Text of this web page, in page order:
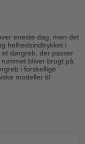
eneste dag, men det
helhedsindtrykket i
dørgreb, der passer
bliver brugt på.
i forskellige
modeller til